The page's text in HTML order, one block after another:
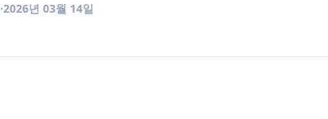
·2026년 03월 14일